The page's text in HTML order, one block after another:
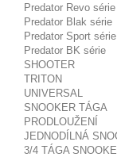
Predator Revo série
Predator Blak série
Predator Sport série
Predator BK série
SHOOTER
TRITON
UNIVERSAL
SNOOKER TÁGA
PRODLOUŽENÍ
JEDNODÍLNÁ
3/4 TÁGA